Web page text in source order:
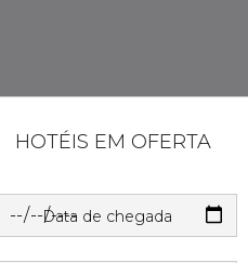
HOTÉIS EM OFERTA
Data de chegada